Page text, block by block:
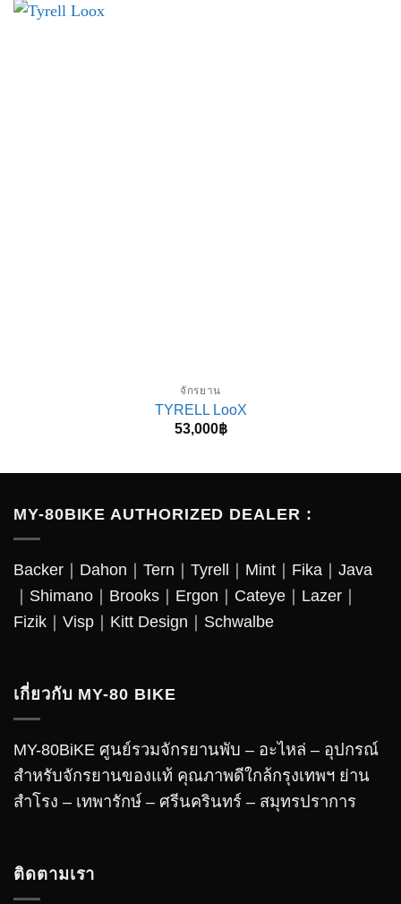
จักรยาน
TYRELL LooX
53,000฿
MY-80BIKE AUTHORIZED DEALER :
Backer ｜ Dahon ｜ Tern ｜ Tyrell ｜ Mint ｜ Fika ｜ Java
｜ Shimano ｜ Brooks ｜ Ergon ｜ Cateye ｜ Lazer ｜
Fizik｜Visp｜Kitt Design｜ Schwalbe
เกี่ยวกับ MY-80 BIKE
MY-80BiKE ศูนย์รวมจักรยานพับ – อะไหล่ – อุปกรณ์
สำหรับจักรยานของแท้ คุณภาพดีใกล้กรุงเทพฯ ย่าน
สำโรง – เทพารักษ์ – ศรีนครินทร์ – สมุทรปราการ
ติดตามเรา